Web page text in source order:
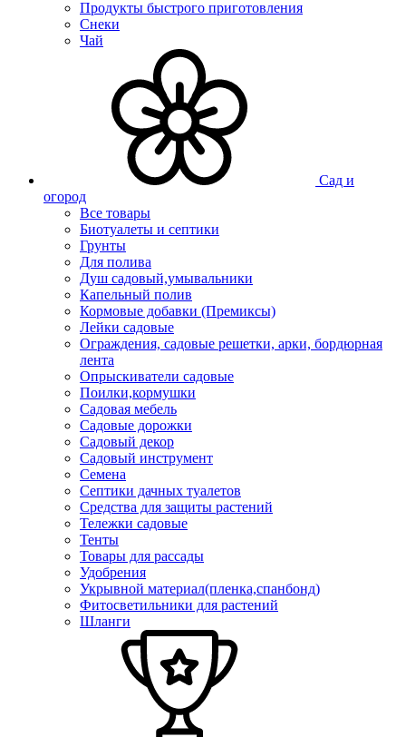
Продукты быстрого приготовления
Снеки
Чай
Сад и
огород
Все товары
Биотуалеты и септики
Грунты
Для полива
Душ садовый,умывальники
Капельный полив
Кормовые добавки (Премиксы)
Лейки садовые
Ограждения, садовые решетки, арки, бордюрная
лента
Опрыскиватели садовые
Поилки,кормушки
Садовая мебель
Садовые дорожки
Садовый декор
Садовый инструмент
Семена
Септики дачных туалетов
Средства для защиты растений
Тележки садовые
Тенты
Товары для рассады
Удобрения
Укрывной материал(пленка,спанбонд)
Фитосветильники для растений
Шланги